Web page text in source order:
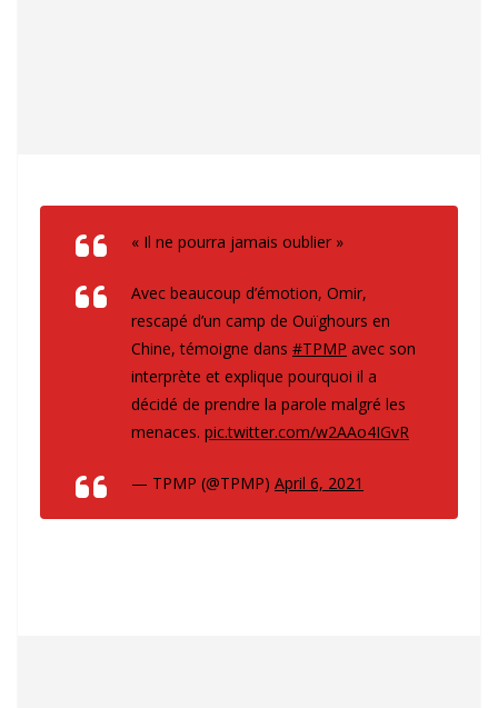
« Il ne pourra jamais oublier »
Avec beaucoup d’émotion, Omir,
rescapé d’un camp de Ouïghours en
Chine, témoigne dans #TPMP avec son
interprète et explique pourquoi il a
décidé de prendre la parole malgré les
menaces. pic.twitter.com/w2AAo4IGvR
— TPMP (@TPMP) April 6, 2021